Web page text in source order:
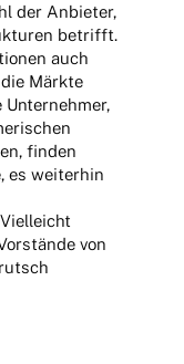
der Anbie­ter,
betrifft.
auch
Märkte
finden
es weiter­hin
von